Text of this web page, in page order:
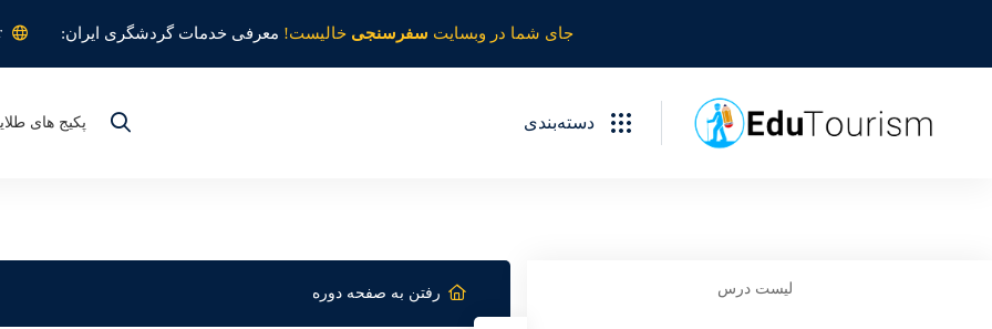
جای شما در وبسایت سفرسنجی خالیست! معرفی خدمات گردشگری ایران:
دسته‌بندی پکیج های
لیست درس رفتن به صفحه دوره